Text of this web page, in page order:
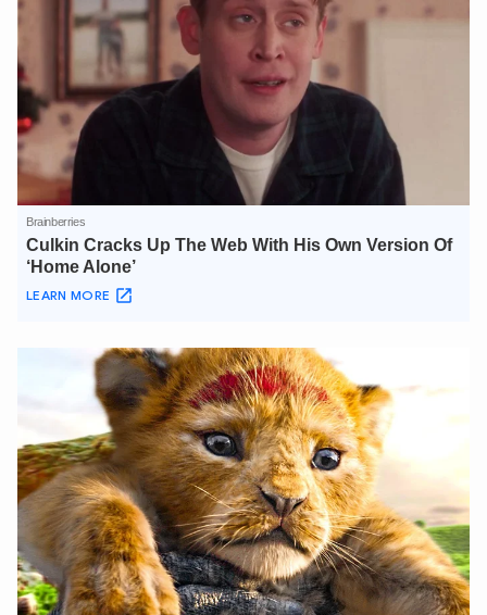
Hãy hỏi tôi bất kỳ điều gì bạn cần biết về
An Ninh Thủ Đô nhé. Tôi sẵn sàng hỗ trợ!